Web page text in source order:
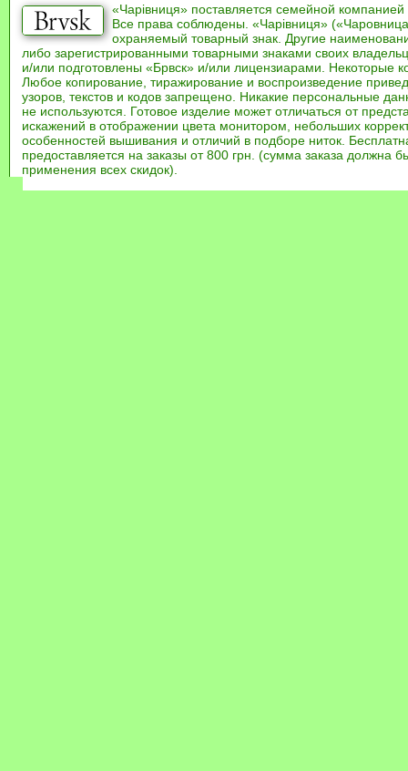
«Чарівниця» поставляется семейной компанией
Все права соблюдены. «Чарівниця»
охраняемый товарный знак. Другие
либо зарегистрированными товарными знаками своих
и/или подготовлены «Брвск» и/или лицензиарами. Некоторые
Любое копирование, тиражирование и воспроизведение
узоров, текстов и кодов запрещено. Никакие персональные
не используются. Готовое изделие может отличаться от
искажений в отображении цвета монитором, небольших
особенностей вышивания и отличий в подборе ниток.
предоставляется на заказы от 800 грн. (сумма заказа должна
применения всех скидок).